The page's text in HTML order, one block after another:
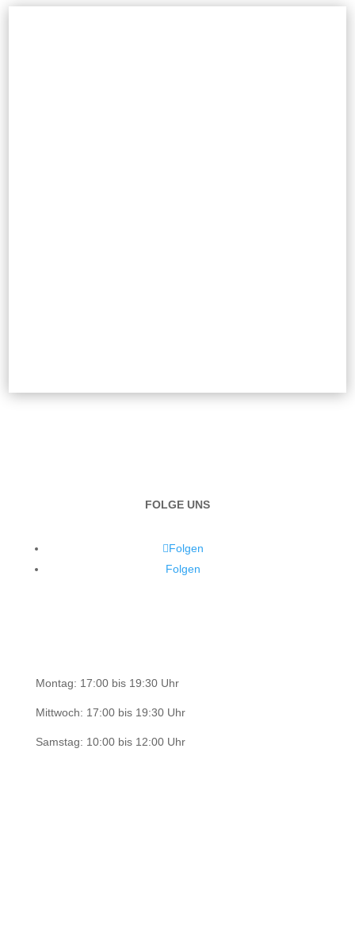
FOLGE UNS
Folgen
Folgen
Montag: 17:00 bis 19:30 Uhr
Mittwoch: 17:00 bis 19:30 Uhr
Samstag: 10:00 bis 12:00 Uhr